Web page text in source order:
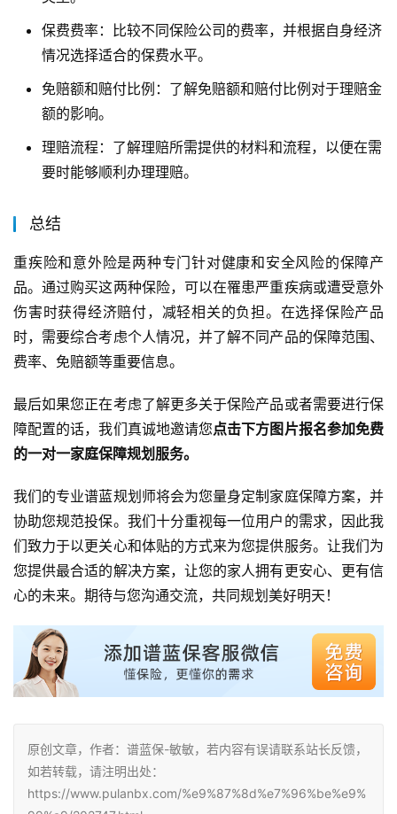
保费费率：比较不同保险公司的费率，并根据自身经济
情况选择适合的保费水平。
免赔额和赔付比例：了解免赔额和赔付比例对于理赔金
额的影响。
理赔流程：了解理赔所需提供的材料和流程，以便在需
要时能够顺利办理理赔。
总结
重疾险和意外险是两种专门针对健康和安全风险的保障产
品。通过购买这两种保险，可以在罹患严重疾病或遭受意外
伤害时获得经济赔付，减轻相关的负担。在选择保险产品
时，需要综合考虑个人情况，并了解不同产品的保障范围、
费率、免赔额等重要信息。
最后如果您正在考虑了解更多关于保险产品或者需要进行保
障配置的话，我们真诚地邀请您点击下方图片报名参加免费
的一对一家庭保障规划服务。
我们的专业谱蓝规划师将会为您量身定制家庭保障方案，并
协助您规范投保。我们十分重视每一位用户的需求，因此我
们致力于以更关心和体贴的方式来为您提供服务。让我们为
您提供最合适的解决方案，让您的家人拥有更安心、更有信
心的未来。期待与您沟通交流，共同规划美好明天！
原创文章，作者：谱蓝保-敏敏，若内容有误请联系站长反馈，
如若转载，请注明出处：
https://www.pulanbx.com/%e9%87%8d%e7%96%be%e9%